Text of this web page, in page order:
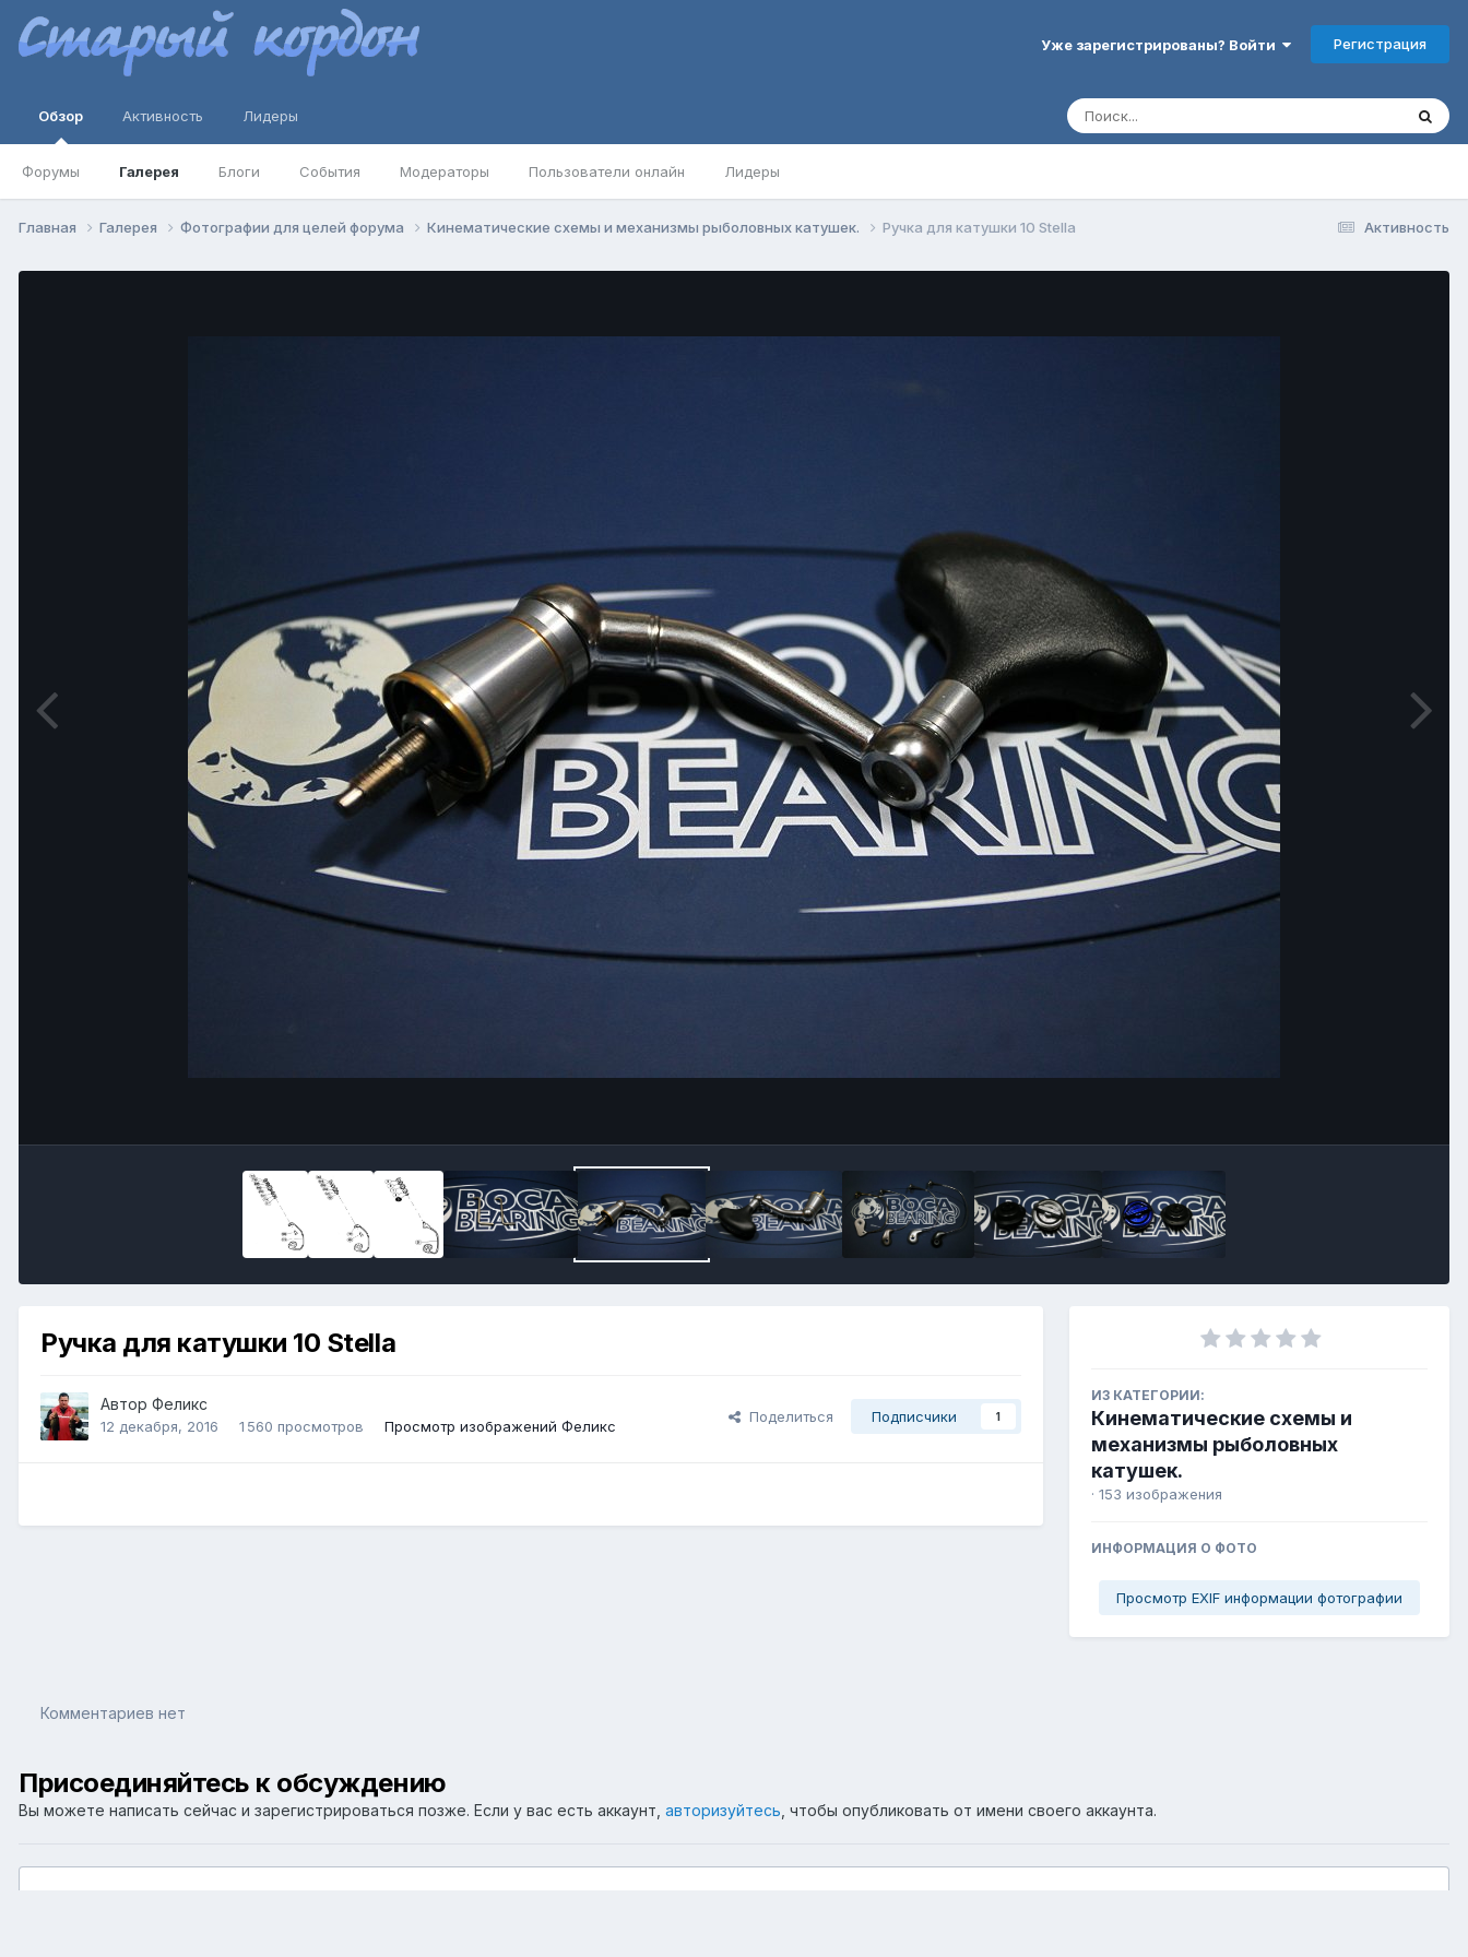
Уже зарегистрированы? Войти Регистрация
Обзор
Форумы Галерея Блоги События Модераторы Пользователи онлайн Лидеры
Активность Лидеры
Активность
Главная Галерея Фотографии для целей форума Кинематические схемы и механизмы рыболовных катушек. Ручка для катушки 10 Stella
Ручка для катушки 10 Stella
Автор Феликс
12 декабря, 2016 1 560 просмотров Просмотр изображений Феликс
Поделиться Подписчики 1
ИЗ КАТЕГОРИИ:
Кинематические схемы и
механизмы рыболовных
катушек.
· 153 изображения
ИНФОРМАЦИЯ О ФОТО
Просмотр EXIF информации фотографии
Комментариев нет
Присоединяйтесь к обсуждению
Вы можете написать сейчас и зарегистрироваться позже. Если у вас есть аккаунт, авторизуйтесь , чтобы опубликовать от имени своего аккаунта.